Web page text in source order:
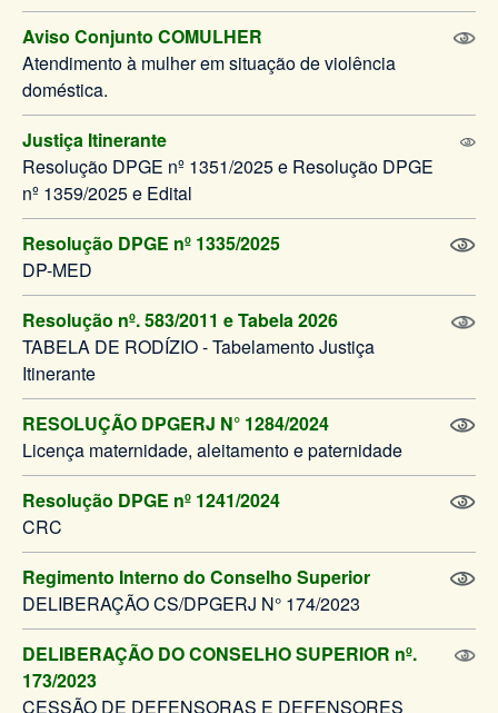
Aviso Conjunto COMULHER
Atendimento à mulher em situação de violência
doméstica.
Justiça Itinerante
Resolução DPGE nº 1351/2025 e Resolução DPGE
nº 1359/2025 e Edital
Resolução DPGE nº 1335/2025
DP-MED
Resolução nº. 583/2011 e Tabela 2026
TABELA DE RODÍZIO - Tabelamento Justiça
Itinerante
RESOLUÇÃO DPGERJ N° 1284/2024
Licença maternidade, aleitamento e paternidade
Resolução DPGE nº 1241/2024
CRC
Regimento Interno do Conselho Superior
DELIBERAÇÃO CS/DPGERJ N° 174/2023
DELIBERAÇÃO DO CONSELHO SUPERIOR nº.
173/2023
CESSÃO DE DEFENSORAS E DEFENSORES